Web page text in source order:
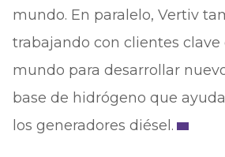
mundo. En paralelo, Vertiv
trabajando con clientes clave
mundo para desarrollar
base de hidrógeno que
los generadores diésel.